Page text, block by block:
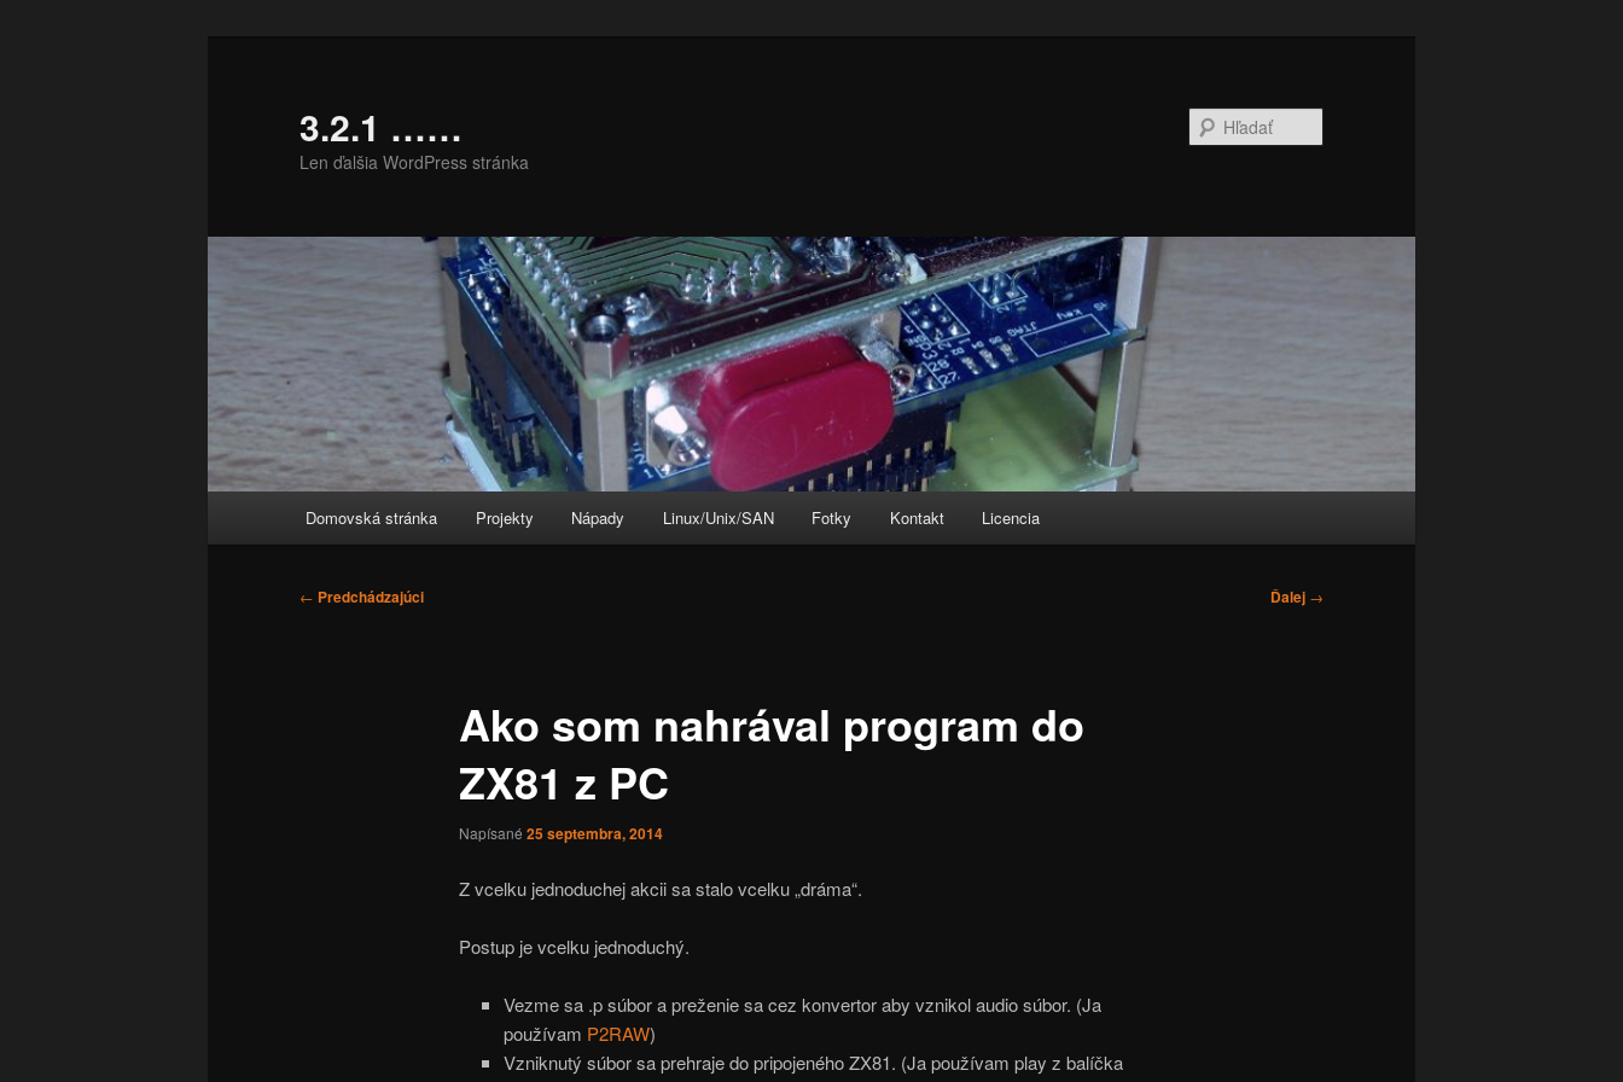
3.2.1 ……
Len ďalšia WordPress stránka
Domovská stránka Projekty Nápady Linux/Unix/SAN Fotky Kontakt Licencia
Navigácia
← Predchádzajúci Ďalej →
Ako som nahrával program do
ZX81 z PC
Napísané 25 septembra, 2014
Z vcelku jednoduchej akcii sa stalo vcelku „dráma“.
Postup je vcelku jednoduchý.
Vezme sa .p súbor a preženie sa cez konvertor aby vznikol audio súbor. (Ja
používam P2RAW)
Vzniknutý súbor sa prehraje do pripojeného ZX81. (Ja používam play z balíčka